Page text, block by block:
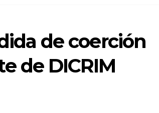
de coerción
de DICRIM